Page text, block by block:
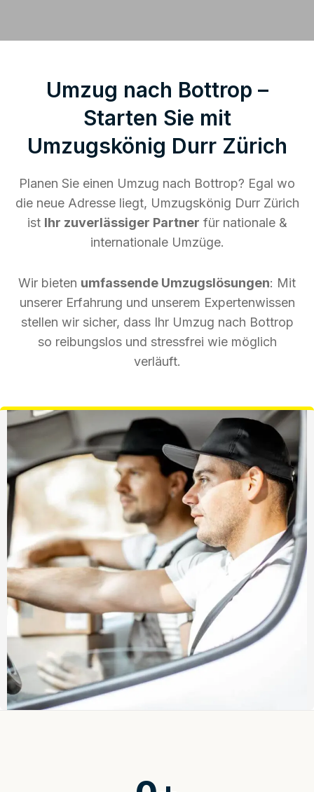
Umzug nach Bottrop –
Starten Sie mit
Umzugskönig Durr Zürich
Planen Sie einen Umzug nach Bottrop? Egal wo
die neue Adresse liegt, Umzugskönig Durr Zürich
ist Ihr zuverlässiger Partner für nationale &
internationale Umzüge.
Wir bieten umfassende Umzugslösungen: Mit
unserer Erfahrung und unserem Expertenwissen
stellen wir sicher, dass Ihr Umzug nach Bottrop
so reibungslos und stressfrei wie möglich
verläuft.